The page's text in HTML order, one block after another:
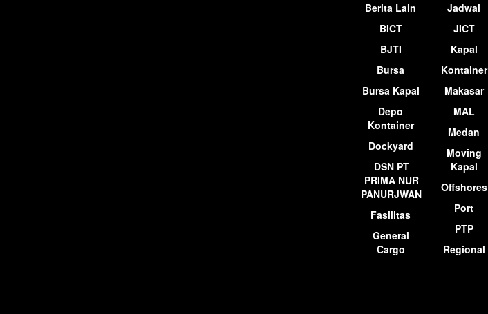
Berita Lain
BICT
BJTI
Bursa
Bursa Kapal
Depo
Kontainer
Dockyard
DSN PT
PRIMA NUR
PANURJWAN
Fasilitas
General
Cargo
Jadwal
JICT
Kapal
Kontainer
Makasar
MAL
Medan
Moving
Kapal
Offshores
Port
PTP
Regional